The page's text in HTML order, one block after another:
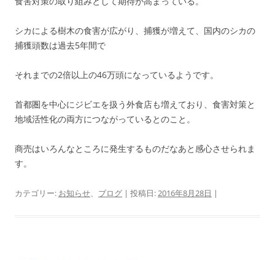
シカによる樹木の食害が広がり、捕獲が増えて、国内のシカの
捕獲頭数は過去5年間で
それまでの2倍以上の46万頭になっているようです。
首都圏を中心にジビエを扱う外食店も増えており、食害対策と
地域活性化の両方につながっているとのこと。
商売はいろんなところに発生するものだなあと感心させられま
す。
カテゴリー: お知らせ、 ブログ | 投稿日:2016年8月28日 |